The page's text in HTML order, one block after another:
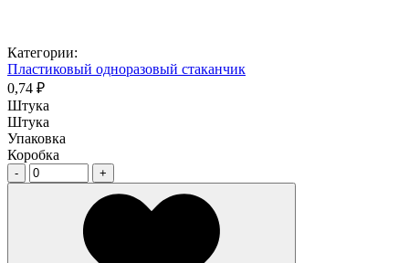
Категории:
Пластиковый одноразовый стаканчик
0,74 ₽
Штука
Штука
Упаковка
Коробка